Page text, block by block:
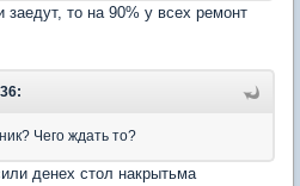
то на 90% у всех ремонт
Чего ждать то?
денех стол накрытьма